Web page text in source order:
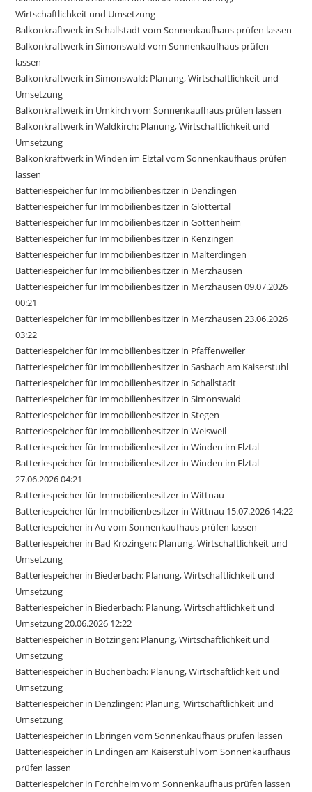
Wirtschaftlichkeit und Umsetzung
Balkonkraftwerk in Schallstadt vom Sonnenkaufhaus prüfen lassen
Balkonkraftwerk in Simonswald vom Sonnenkaufhaus prüfen
lassen
Balkonkraftwerk in Simonswald: Planung, Wirtschaftlichkeit und
Umsetzung
Balkonkraftwerk in Umkirch vom Sonnenkaufhaus prüfen lassen
Balkonkraftwerk in Waldkirch: Planung, Wirtschaftlichkeit und
Umsetzung
Balkonkraftwerk in Winden im Elztal vom Sonnenkaufhaus prüfen
lassen
Batteriespeicher für Immobilienbesitzer in Denzlingen
Batteriespeicher für Immobilienbesitzer in Glottertal
Batteriespeicher für Immobilienbesitzer in Gottenheim
Batteriespeicher für Immobilienbesitzer in Kenzingen
Batteriespeicher für Immobilienbesitzer in Malterdingen
Batteriespeicher für Immobilienbesitzer in Merzhausen
Batteriespeicher für Immobilienbesitzer in Merzhausen 09.07.2026
00:21
Batteriespeicher für Immobilienbesitzer in Merzhausen 23.06.2026
03:22
Batteriespeicher für Immobilienbesitzer in Pfaffenweiler
Batteriespeicher für Immobilienbesitzer in Sasbach am Kaiserstuhl
Batteriespeicher für Immobilienbesitzer in Schallstadt
Batteriespeicher für Immobilienbesitzer in Simonswald
Batteriespeicher für Immobilienbesitzer in Stegen
Batteriespeicher für Immobilienbesitzer in Weisweil
Batteriespeicher für Immobilienbesitzer in Winden im Elztal
Batteriespeicher für Immobilienbesitzer in Winden im Elztal
27.06.2026 04:21
Batteriespeicher für Immobilienbesitzer in Wittnau
Batteriespeicher für Immobilienbesitzer in Wittnau 15.07.2026 14:22
Batteriespeicher in Au vom Sonnenkaufhaus prüfen lassen
Batteriespeicher in Bad Krozingen: Planung, Wirtschaftlichkeit und
Umsetzung
Batteriespeicher in Biederbach: Planung, Wirtschaftlichkeit und
Umsetzung
Batteriespeicher in Biederbach: Planung, Wirtschaftlichkeit und
Umsetzung 20.06.2026 12:22
Batteriespeicher in Bötzingen: Planung, Wirtschaftlichkeit und
Umsetzung
Batteriespeicher in Buchenbach: Planung, Wirtschaftlichkeit und
Umsetzung
Batteriespeicher in Denzlingen: Planung, Wirtschaftlichkeit und
Umsetzung
Batteriespeicher in Ebringen vom Sonnenkaufhaus prüfen lassen
Batteriespeicher in Endingen am Kaiserstuhl vom Sonnenkaufhaus
prüfen lassen
Batteriespeicher in Forchheim vom Sonnenkaufhaus prüfen lassen